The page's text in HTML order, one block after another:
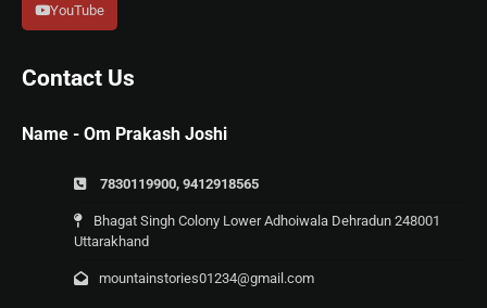
YouTube
Contact Us
Name - Om Prakash Joshi
7830119900, 9412918565
Bhagat Singh Colony Lower Adhoiwala Dehradun 248001
Uttarakhand
mountainstories01234@gmail.com